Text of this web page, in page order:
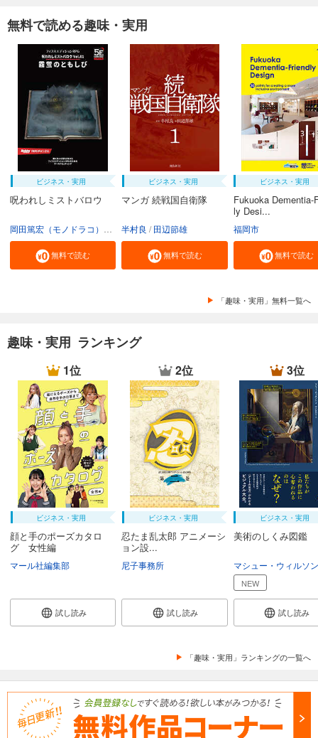
無料で読める趣味・実用
ビジネス・実用
呪われしミストバロウ
岡田篤宏（モノドラコ）宮﨑樹
無料で読む
ビジネス・実用
マンガ 続戦国自衛隊
半村良 田辺節雄
無料で読む
ビジネス・実用
Fukuoka Dementia-
ly Desi...
福岡市
無料で読む
「趣味・実用」無料一覧へ
趣味・実用 ランキング
1位
ビジネス・実用
顔と手のポーズカタロ
グ 女性編
マール社編集部
試し読み
2位
ビジネス・実用
忍たま乱太郎 アニメーシ
ョン設...
尼子事務所
試し読み
3位
ビジネス・実用
美術のしくみ図鑑
マシュー・ウィルソン
NEW
試し読み
「趣味・実用」ランキングの一覧へ